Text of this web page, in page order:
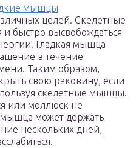
мышцы
целей. Скелетные
быстро высвобождаться
Гладкая мышца
в течение
Таким образом,
свою раковину, если
скелетные мышцы.
или моллюск не
мышца может держать
нескольких дней,